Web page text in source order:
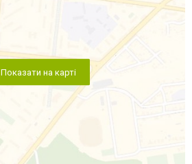
Показати на карті